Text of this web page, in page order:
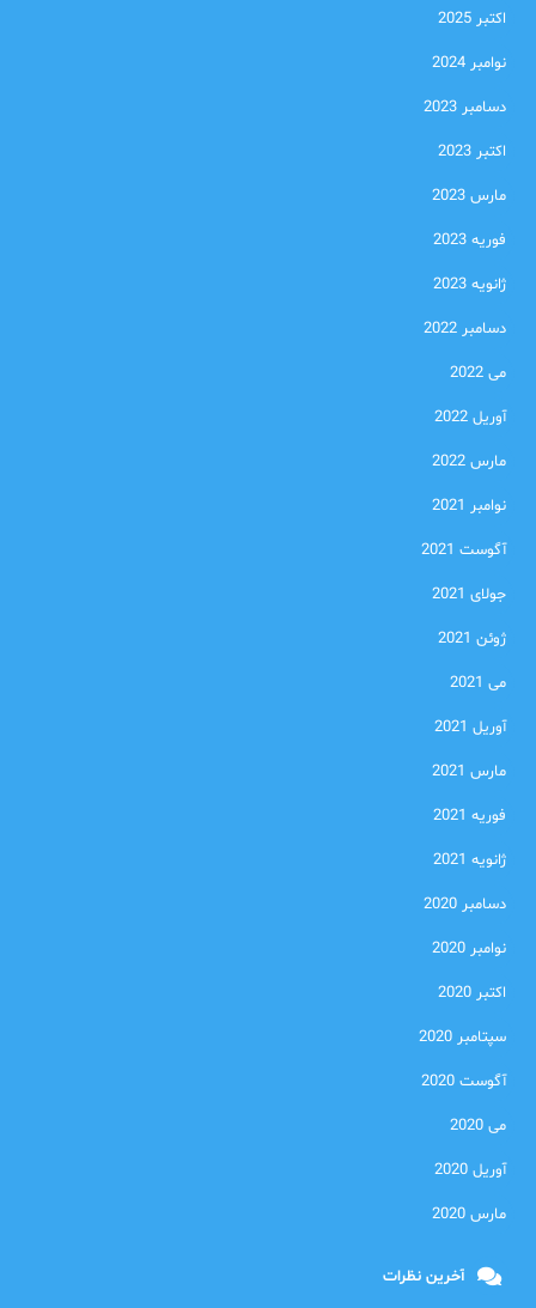
اکتبر 2025
نوامبر 2024
دسامبر 2023
اکتبر 2023
مارس 2023
فوریه 2023
ژانویه 2023
دسامبر 2022
می 2022
آوریل 2022
مارس 2022
نوامبر 2021
آگوست 2021
جولای 2021
ژوئن 2021
می 2021
آوریل 2021
مارس 2021
فوریه 2021
ژانویه 2021
دسامبر 2020
نوامبر 2020
اکتبر 2020
سپتامبر 2020
آگوست 2020
می 2020
آوریل 2020
مارس 2020
آخرین نظرات